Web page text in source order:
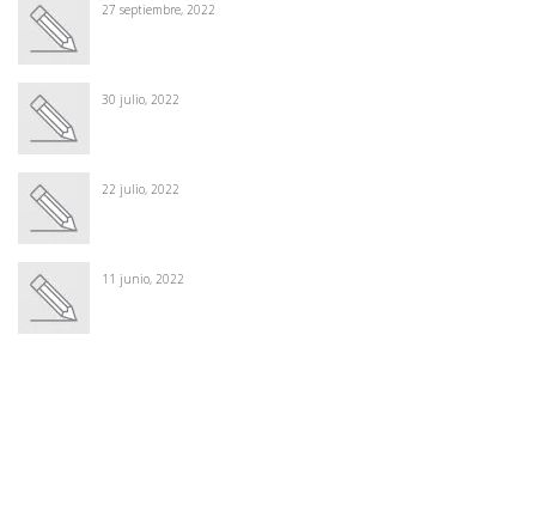
27 septiembre, 2022
30 julio, 2022
22 julio, 2022
11 junio, 2022